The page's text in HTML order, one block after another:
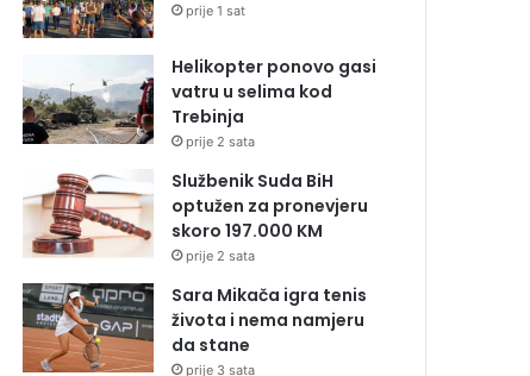
prije 1 sat
Helikopter ponovo gasi
vatru u selima kod
Trebinja
prije 2 sata
Službenik Suda BiH
optužen za pronevjeru
skoro 197.000 KM
prije 2 sata
Sara Mikača igra tenis
života i nema namjeru
da stane
prije 3 sata